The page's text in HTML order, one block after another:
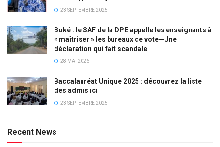
23 SEPTEMBRE 2025
Boké : le SAF de la DPE appelle les enseignants à
« maîtriser » les bureaux de vote—Une
déclaration qui fait scandale
28 MAI 2026
Baccalauréat Unique 2025 : découvrez la liste
des admis ici
23 SEPTEMBRE 2025
Recent News